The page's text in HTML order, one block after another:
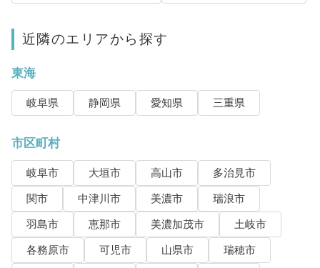
近隣のエリアから探す
東海
岐阜県 静岡県 愛知県 三重県
市区町村
岐阜市 大垣市 高山市
多治見市
関市
中津川市 美濃市
瑞浪市
羽島市
恵那市 美濃加茂市
土岐市
各務原市
可児市 山県市
瑞穂市